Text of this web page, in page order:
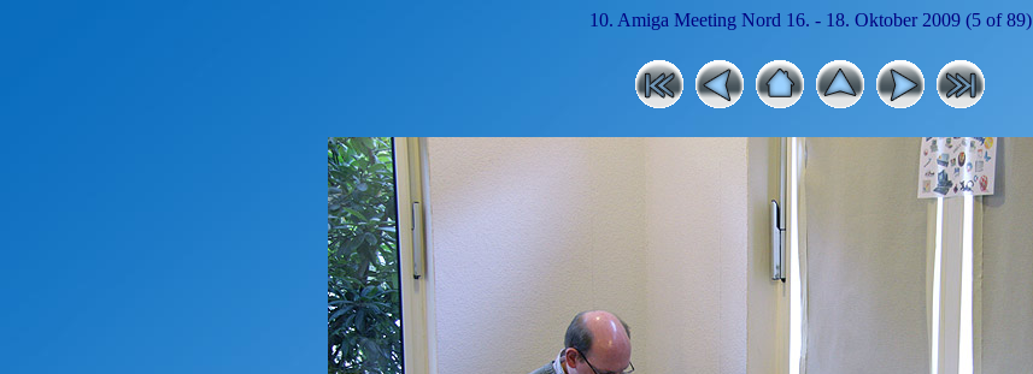
10. Amiga Meeting Nord 16. - 18. Oktober 2009 (5 of 89)